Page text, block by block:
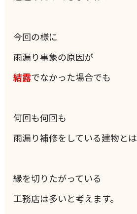
今回の様に
雨漏り事象の原因が
結露でなかった場合でも
何回も何回も
雨漏り補修をしている建物とは
縁を切りたがっている
工務店は多いと考えます。